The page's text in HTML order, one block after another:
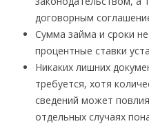
договорным
Сумма займа и сроки
процентные ставки
Никаких лишних
требуется, хотя
сведений может
отдельных случаях